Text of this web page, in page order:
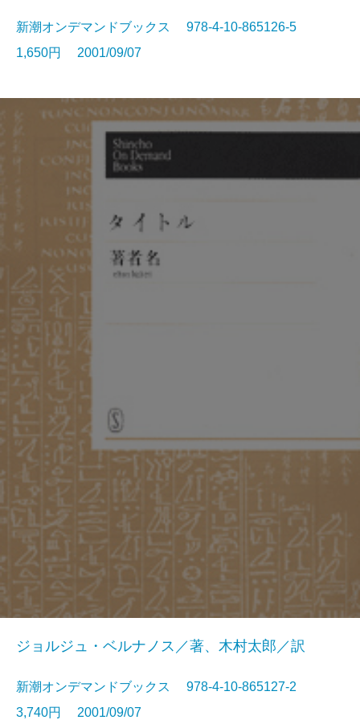
新潮オンデマンドブックス 978-4-10-865126-5
1,650円 2001/09/07
ジョルジュ・ベルナノス／著、木村太郎／訳
新潮オンデマンドブックス 978-4-10-865127-2
3,740円 2001/09/07